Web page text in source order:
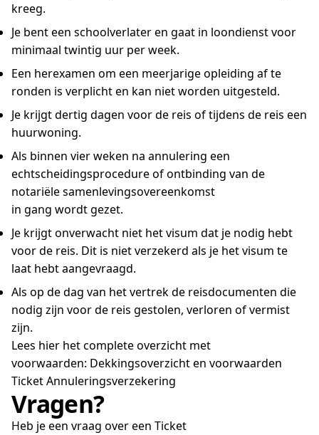
kreeg.
Je bent een schoolverlater en gaat in loondienst voor
minimaal twintig uur per week.
Een herexamen om een meerjarige opleiding af te
ronden is verplicht en kan niet worden uitgesteld.
Je krijgt dertig dagen voor de reis of tijdens de reis een
huurwoning.
Als binnen vier weken na annulering een
echtscheidingsprocedure of ontbinding van de
notariële samenlevingsovereenkomst
in gang wordt gezet.
Je krijgt onverwacht niet het visum dat je nodig hebt
voor de reis. Dit is niet verzekerd als je het visum te
laat hebt aangevraagd.
Als op de dag van het vertrek de reisdocumenten die
nodig zijn voor de reis gestolen, verloren of vermist
zijn.
Lees hier het complete overzicht met
voorwaarden: Dekkingsoverzicht en voorwaarden
Ticket Annuleringsverzekering
Vragen?
Heb je een vraag over een Ticket